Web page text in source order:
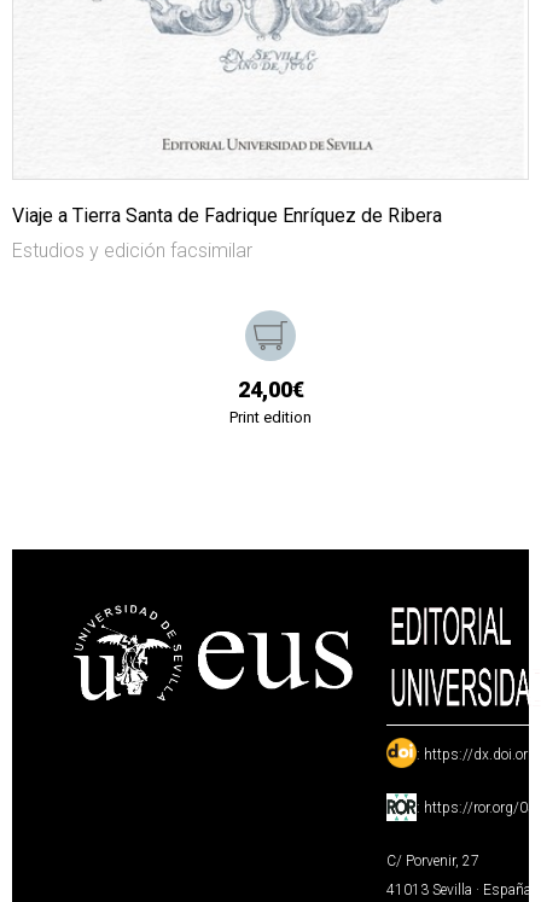
Viaje a Tierra Santa de Fadrique Enríquez de Ribera
Estudios y edición facsimilar
24,00€
Print edition
: https://
: https://ror.org/
C/ Porvenir, 27
41013 Sevilla · España